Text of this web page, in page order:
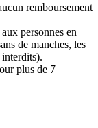
remboursement
personnes en
de manches, les
interdits).
plus de 7